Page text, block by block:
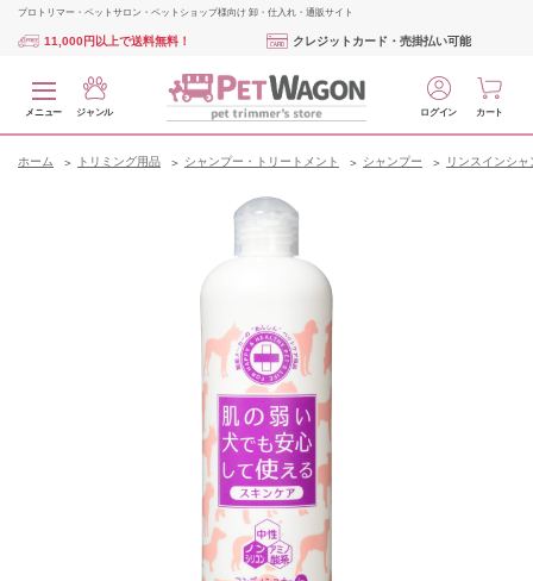
プロトリマー・ペットサロン・ペットショップ様向け 卸・仕入れ・通販サイト
11,000円以上で送料無料！ クレジットカード・売掛払い可能
メニュー ジャンル ログイン カート
ホーム トリミング用品 シャンプー・トリートメント シャンプー リンスインシャ